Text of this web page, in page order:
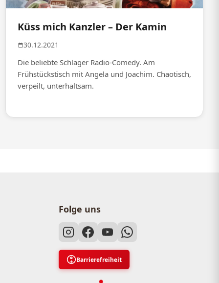
Küss mich Kanzler – Der Kamin
30.12.2021
Die beliebte Schlager Radio-Comedy. Am
Frühstückstisch mit Angela und Joachim. Chaotisch,
verpeilt, unterhaltsam.
Folge uns
Barrierefreiheit